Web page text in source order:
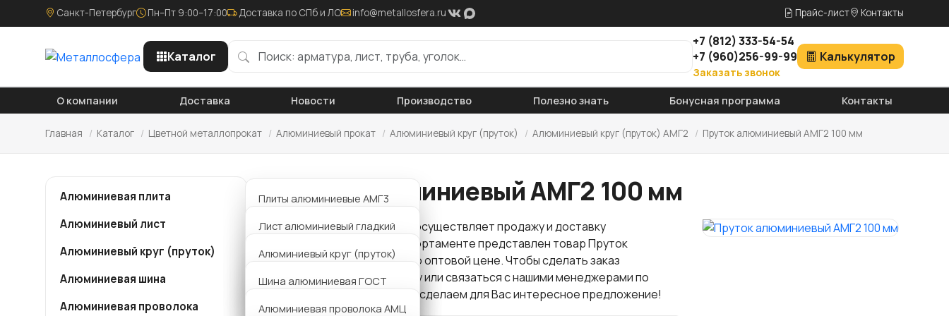
Санкт-Петербург Пн–Пт 9:00–17:00 Доставка по СПб и ЛО info@metallosfera.ru Прайс-лист Контакты
Каталог
+7 (812)333-54-54
+7 (960)256-99-99
Заказать звонок
Калькулятор
О компании Доставка Новости Производство Полезно знать Бонусная программа Контакты
Главная / Каталог / Цветной металлопрокат / Алюминиевый прокат / Алюминиевый круг (пруток) / Алюминиевый круг (пруток) АМГ2 / Пруток алюминиевый АМГ2 100 мм
Алюминиевая плита
Плиты алюминиевые АМГ3
Плиты алюминиевые АМГ6Б
Плиты алюминиевые АМЦ
Плита алюминиевая АМГ6
Алюминиевый лист
Лист алюминиевый гладкий
Лист алюминиевый рифленый
Толщина 0,5 мм
Толщина 1 мм
Алюминиевый круг (пруток)
Алюминиевый круг (пруток)
АМГ5
Алюминиевая шина
Шина алюминиевая ГОСТ
Алюминиевая проволока
Алюминиевая проволока АМЦ
Пруток алюминиевый АМГ2 100 мм
Компания "Металлосфера" осуществляет продажу и доставку
. В нашем сортаменте представлен товар Пруток
алюминиевый АМГ2 100 мм по оптовой цене. Чтобы сделать заказ
достаточно оставить заявку или связаться с нашими менеджерами по
телефону. Звоните нам и мы сделаем для Вас интересное предложение!